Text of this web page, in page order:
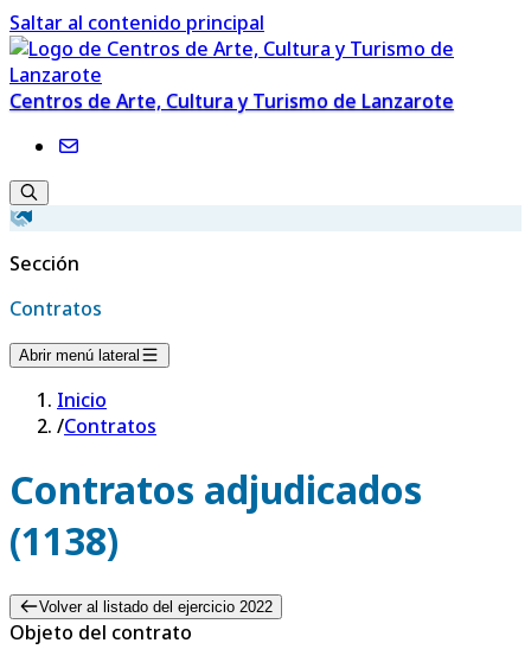
Saltar al contenido principal
Centros de Arte, Cultura y Turismo de Lanzarote
Sección
Contratos
Abrir menú lateral
Inicio
/Contratos
Contratos adjudicados
(1138)
Volver al listado del ejercicio 2022
Objeto del contrato